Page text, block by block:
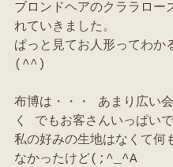
ブロンドヘアのクララロー
れていきました。
ぱっと見てお人形ってわか
(^^)
布博は・・・ あまり広い
く でもお客さんいっぱいで
私の好みの生地はなくて何
なかったけど(;^_^A